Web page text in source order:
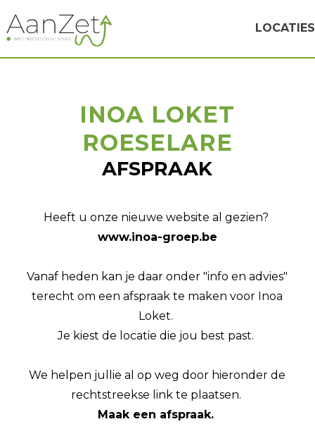
LOCATIES
INOA LOKET
ROESELARE
AFSPRAAK
Heeft u onze nieuwe website al gezien?
www.inoa-groep.be
Vanaf heden kan je daar onder "info en advies"
terecht om een afspraak te maken voor Inoa
Loket.
Je kiest de locatie die jou best past.
We helpen jullie al op weg door hieronder de
rechtstreekse link te plaatsen.
Maak een afspraak.